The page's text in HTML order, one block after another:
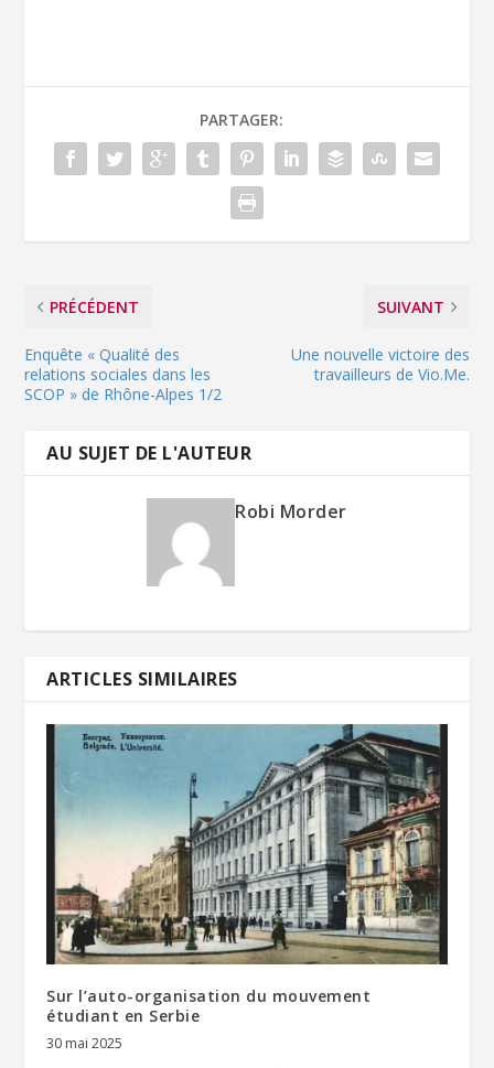
PARTAGER:
PRÉCÉDENT
Enquête « Qualité des
relations sociales dans les
SCOP » de Rhône-Alpes 1/2
SUIVANT
Une nouvelle victoire des
travailleurs de Vio.Me.
AU SUJET DE L'AUTEUR
Robi Morder
ARTICLES SIMILAIRES
Sur l’auto-organisation du mouvement
étudiant en Serbie
30 mai 2025